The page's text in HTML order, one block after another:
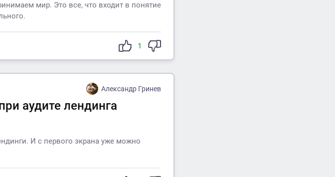
мир. Это все, что входит в понятие
1
Александр Гринев
аудите лендинга
И с первого экрана уже можно